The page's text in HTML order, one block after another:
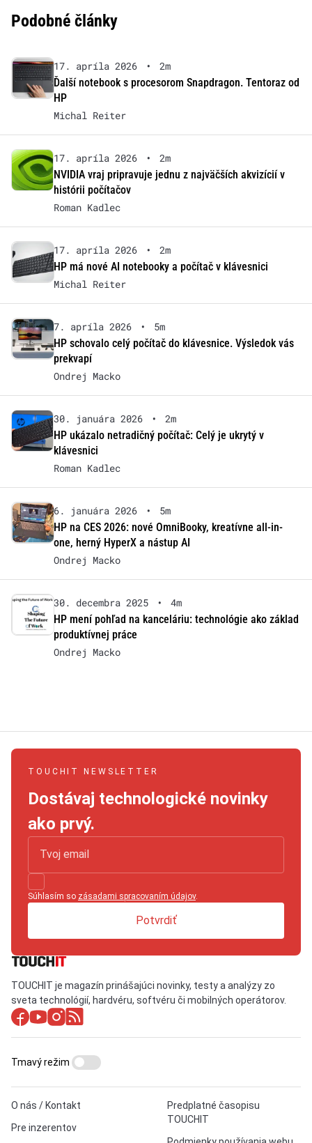
Podobné články
17. apríla 2026 •
2m
Ďalší notebook s procesorom Snapdragon. Tentoraz od
HP
Michal Reiter
17. apríla 2026 •
2m
NVIDIA vraj pripravuje jednu z najväčších akvizícií v
histórii počítačov
Roman Kadlec
17. apríla 2026 •
2m
HP má nové AI notebooky a počítač v klávesnici
Michal Reiter
7. apríla 2026 •
5m
HP schovalo celý počítač do klávesnice. Výsledok vás
prekvapí
Ondrej Macko
30. januára 2026 •
2m
HP ukázalo netradičný počítač: Celý je ukrytý v
klávesnici
Roman Kadlec
6. januára 2026 •
5m
HP na CES 2026: nové OmniBooky, kreatívne all-in-
one, herný HyperX a nástup AI
Ondrej Macko
30. decembra 2025 •
4m
HP mení pohľad na kanceláriu: technológie ako základ
produktívnej práce
Ondrej Macko
TOUCHIT NEWSLETTER
Dostávaj technologické novinky
ako prvý.
Súhlasím so zásadami spracovaním údajov.
Potvrdiť
TOUCHIT je magazín prinášajúci novinky, testy a analýzy zo
sveta technológií, hardvéru, softvéru či mobilných operátorov.
O nás / Kontakt
Pre inzerentov
Predplatné časopisu
TOUCHIT
Tmavý režim